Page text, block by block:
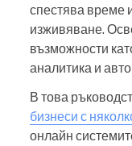
спестява време
изживяване.
възможности
аналитика и
В това
бизнеси с
онлайн